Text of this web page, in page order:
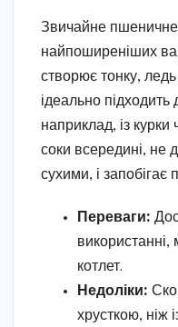
Звичайне
найпоширеніших
створює тонку,
ідеально підходить
наприклад, із
соки всередині, не
сухими, і запобігає
Переваги:
котлет.
Недоліки:
хрусткою, ніж